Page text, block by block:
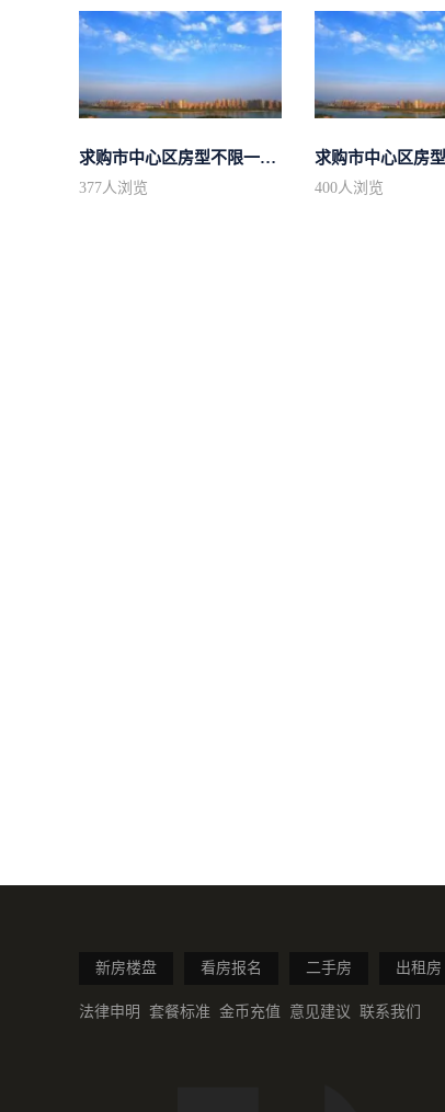
求购市中心区房型不限一室一厅一卫简...
377人浏览 400人浏览
新房楼盘 看房报名 二手房 出租房
法律申明 套餐标准 金币充值 意见建议 联系我们